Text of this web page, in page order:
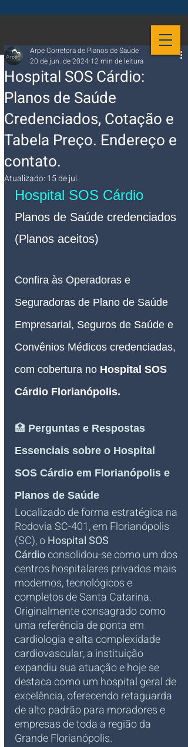
Hospital SOS Cárdio:
Planos de Saúde
Credenciados, Cotação e
Tabela Preço. Endereço e
contato.
Arpe Corretora de Planos de Saúde
20 de jun. de 2024 12 min de leitura
Atualizado: 15 de jul.
Hospital SOS Cárdio
Planos de Saúde credenciados
(Planos aceitos)
Confira às Operadoras e
Seguradoras de Plano de Saúde
Empresarial, Seguros de Saúde e
Convênios Médicos credenciadas,
com cobertura no Hospital SOS
Cárdio Florianópolis.
🏥 Perguntas e Respostas
Essenciais sobre o Hospital
SOS Cárdio em Florianópolis e
Planos de Saúde
Localizado de forma estratégica na
Rodovia SC-401, em Florianópolis
(SC), o Hospital SOS
Cárdio consolidou-se como um dos
centros hospitalares privados mais
modernos, tecnológicos e
completos de Santa Catarina.
Originalmente consagrado como
uma referência de ponta em
cardiologia e alta complexidade
cardiovascular, a instituição
expandiu sua atuação e hoje se
destaca como um hospital geral de
excelência, oferecendo retaguarda
de alto padrão para moradores e
empresas de toda a região da
Grande Florianópolis.